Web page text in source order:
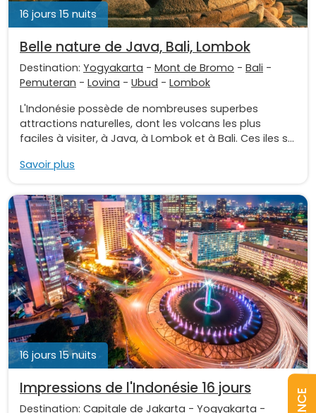
16 jours 15 nuits
Belle nature de Java, Bali, Lombok
Destination: Yogyakarta - Mont de Bromo - Bali -
Pemuteran - Lovina - Ubud - Lombok
L'Indonésie possède de nombreuses superbes
attractions naturelles, dont les volcans les plus
faciles à visiter, à Java, à Lombok et à Bali. Ces iles s...
Savoir plus
16 jours 15 nuits
Impressions de l'Indonésie 16 jours
Destination: Capitale de Jakarta - Yogyakarta -